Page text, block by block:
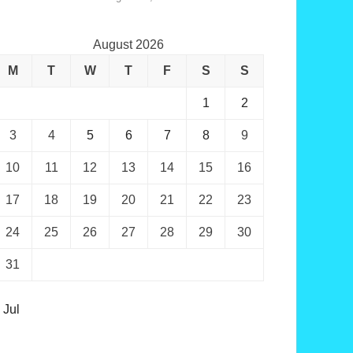
August 2026
M
T W T F S S
1 2
3 4 5 6 7 8 9
10 11 12 13 14 15 16
17 18 19 20 21 22 23
24 25 26 27 28 29 30
31